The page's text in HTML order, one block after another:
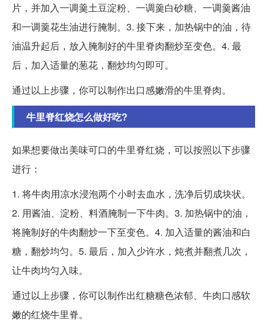
片，并加入一调羹土豆淀粉、一调羹白砂糖、一调羹酱油
和一调羹花生油进行腌制。3. 接下来，加热锅中的油，待
油温升起后，放入腌制好的牛里脊肉翻炒至变色。4. 最
后，加入适量的葱花，翻炒均匀即可。
通过以上步骤，你可以制作出口感嫩滑的牛里脊肉。
牛里脊红烧怎么做好吃?
如果想要做出美味可口的牛里脊红烧，可以按照以下步骤
进行：
1. 将牛肉用凉水浸泡两个小时去血水，洗净后切成块状。
2. 用酱油、淀粉、料酒腌制一下牛肉。3. 加热锅中的油，
将腌制好的牛肉翻炒一下至变色。4. 加入适量的酱油和白
糖，翻炒均匀。5. 最后，加入少许水，炖煮并翻煮几次，
让牛肉均匀入味。
通过以上步骤，你可以制作出红糖糖色浓郁、牛肉口感软
嫩的红烧牛里脊。